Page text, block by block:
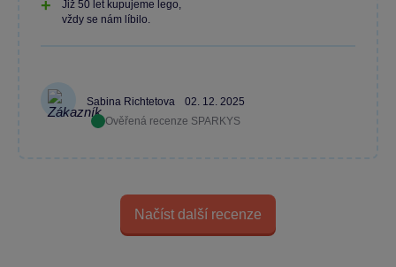
Sabina Richtetova
02. 12. 2025
Ověřená recenze SPARKYS
Již 50 let kupujeme lego,
vždy se nám líbilo.
Načíst další recenze